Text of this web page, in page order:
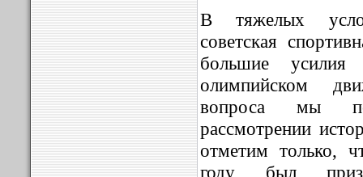
В тяжелых
советская
большие
олимпийском
вопроса мы
рассмотрении
отметим только,
году был